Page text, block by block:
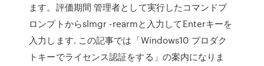
ます。評価期間 管理者として実行したコマンドプ
ロンプトからslmgr -rearmと入力してEnterキーを
入力します. この記事では「Windows10 プロダク
トキーでライセンス認証をする」の案内になりま